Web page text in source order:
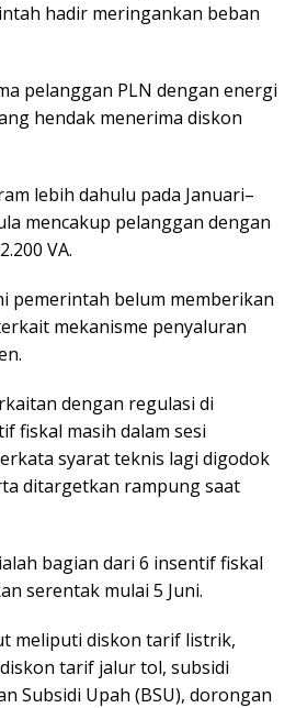
hadir meringankan beban
pelanggan PLN dengan energi
hendak menerima diskon
lebih dahulu pada Januari–
mencakup pelanggan dengan
VA.
pemerintah belum memberikan
mekanisme penyaluran
dengan regulasi di
fiskal masih dalam sesi
syarat teknis lagi digodok
ditargetkan rampung saat
bagian dari 6 insentif fiskal
serentak mulai 5 Juni.
meliputi diskon tarif listrik,
tarif jalur tol, subsidi
Subsidi Upah (BSU), dorongan